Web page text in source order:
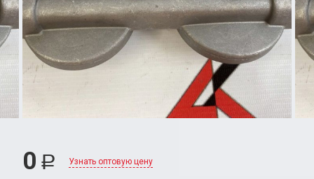
0 Р Узнать оптовую цену